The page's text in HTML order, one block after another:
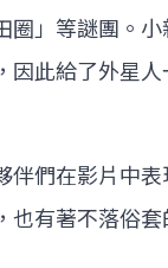
」等謎團。
此給了外星
們在影片中
有著不落俗